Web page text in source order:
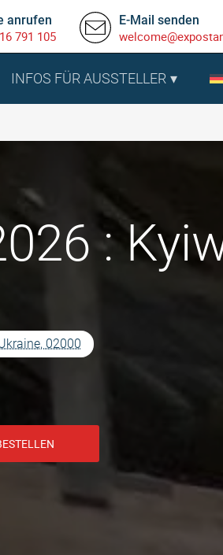
anrufen
791 105
E-Mail senden
INFOS FÜR AUSSTELLER
:
02000